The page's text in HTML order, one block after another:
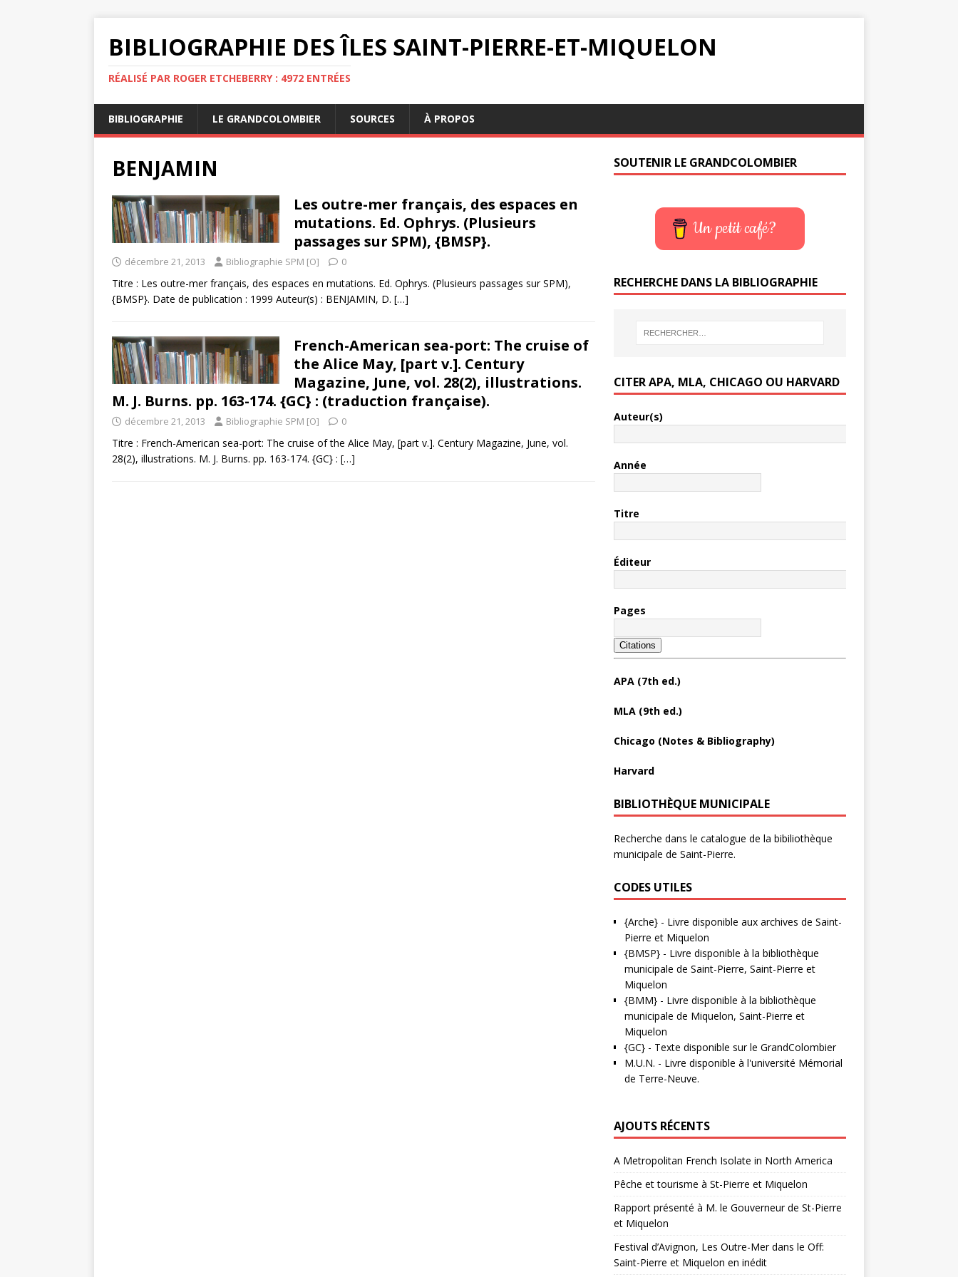
BIBLIOGRAPHIE DES ÎLES SAINT-PIERRE-ET-MIQUELON
RÉALISÉ PAR ROGER ETCHEBERRY : 4972 ENTRÉES
BIBLIOGRAPHIE LE GRANDCOLOMBIER SOURCES À PROPOS
BENJAMIN
Les outre-mer français, des espaces en
mutations. Ed. Ophrys. (Plusieurs
passages sur SPM), {BMSP}.
décembre 21, 2013 Bibliographie SPM [O] 0
Titre : Les outre-mer français, des espaces en mutations. Ed. Ophrys. (Plusieurs passages sur SPM),
{BMSP}. Date de publication : 1999 Auteur(s) : BENJAMIN, D. […]
French-American sea-port: The cruise of
the Alice May, [part v.]. Century
Magazine, June, vol. 28(2), illustrations.
M. J. Burns. pp. 163-174. {GC} : (traduction française).
décembre 21, 2013 Bibliographie SPM [O] 0
Titre : French-American sea-port: The cruise of the Alice May, [part v.]. Century Magazine, June, vol.
28(2), illustrations. M. J. Burns. pp. 163-174. {GC} : […]
SOUTENIR LE GRANDCOLOMBIER
Un petit café?
RECHERCHE DANS LA BIBLIOGRAPHIE
CITER APA, MLA, CHICAGO OU HARVARD
Auteur(s)
Année
Titre
Éditeur
Pages
Citations
APA (7th ed.)
MLA (9th ed.)
Chicago (Notes & Bibliography)
Harvard
BIBLIOTHÈQUE MUNICIPALE
Recherche dans le catalogue de la bibiliothèque
municipale de Saint-Pierre.
CODES UTILES
{Arche}- Livre disponible aux archives de Saint-
Pierre et Miquelon
{BMSP}- Livre disponible à la bibliothèque
municipale de Saint-Pierre, Saint-Pierre et
Miquelon
{BMM}- Livre disponible à la bibliothèque
municipale de Miquelon, Saint-Pierre et
Miquelon
{GC}- Texte disponible sur le GrandColombier
M.U.N. - Livre disponible à l'université Mémorial
de Terre-Neuve.
AJOUTS RÉCENTS
A Metropolitan French Isolate in North America
Pêche et tourisme à St-Pierre et Miquelon
Rapport présenté à M. le Gouverneur de St-Pierre
et Miquelon
Festival d’Avignon, Les Outre-Mer dans le Off:
Saint-Pierre et Miquelon en inédit